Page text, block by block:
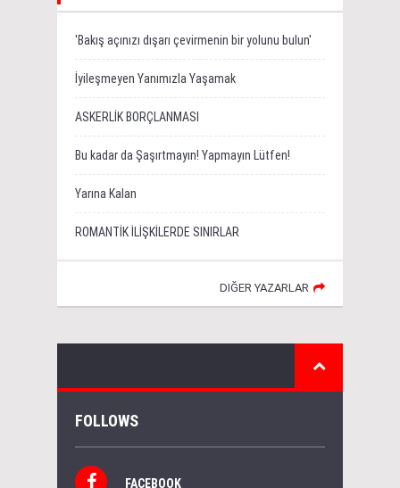
'Bakış açınızı dışarı çevirmenin bir yolunu bulun'
İyileşmeyen Yanımızla Yaşamak
ASKERLİK BORÇLANMASI
Bu kadar da Şaşırtmayın! Yapmayın Lütfen!
Yarına Kalan
ROMANTİK İLİŞKİLERDE SINIRLAR
DIĞER YAZARLAR
FOLLOWS
FACEBOOK